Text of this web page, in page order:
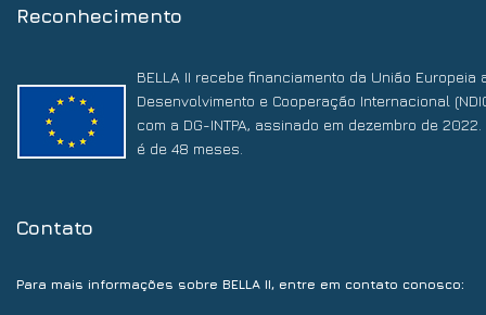
Reconhecimento
BELLA II recebe financiamento da União
Desenvolvimento e Cooperação Internacional
com a DG-INTPA, assinado em dezembro de
é de 48 meses.
Contato
Para mais informações sobre BELLA II, entre em contato conosco: